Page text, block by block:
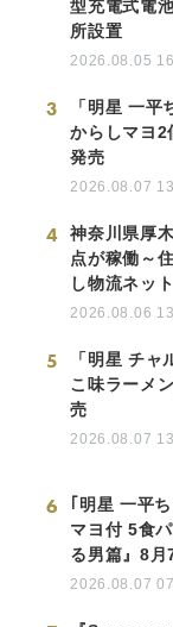
型充電式電
所設置
2026.08.05
3
「明星 一
からしマヨ
発売
2026.08.07
4
神奈川県厚
点が稼働～
し物流ネッ
2026.08.06
5
「明星 チ
こ味ラーメ
売
2026.08.07
6
｢明星 一平
マヨ付 5食
る男篇』8
2026.08.07